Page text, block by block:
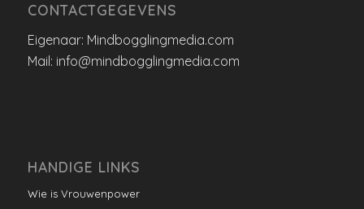
CONTACTGEGEVENS
Eigenaar: Mindbogglingmedia.com
Mail: info@mindbogglingmedia.com
HANDIGE LINKS
Wie is Vrouwenpower